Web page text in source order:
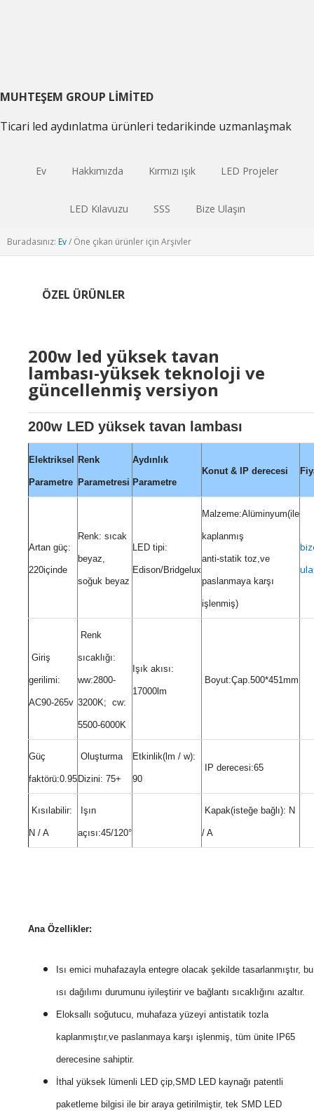
MUHTEŞEM GROUP LIMITED
Ticari led aydınlatma ürünleri tedarikinde uzmanlaşmak
Ev Hakkımızda Kırmızı ışık LED Projeler
LED Kılavuzu SSS Bize Ulaşın
Buradasınız: Ev/ Öne çıkan ürünler için Arşivler
ÖZEL ÜRÜNLER
200w led yüksek tavan
lambası-yüksek teknoloji ve
güncellenmiş versiyon
200w LED yüksek tavan lambası
Elektriksel
Parametre
Renk
Parametresi
Aydınlık
Parametre
Konut & IP derecesi
Artan güç:
220içinde
Renk: sıcak
beyaz,
soğuk beyaz
LED tipi:
Edison/Bridgelux
Malzeme:Alüminyum(ile
kaplanmış
anti-statik toz,ve
paslanmaya karşı
işlenmiş)
Giriş
gerilimi:
AC90-265v
Renk
sıcaklığı:
ww:2800-
3200K; cw:
5500-6000K
Işık akısı:
17000lm
Boyut:Çap.500*451mm
Güç
faktörü:0.95
Oluşturma
Dizini: 75+
Etkinlik(lm / w):
90
IP derecesi:65
Kısılabilir:
N / A
Işın
açısı:45/120°
Kapak(isteğe bağlı): N
/ A
Ana Özellikler:
Isı emici muhafazayla entegre olacak şekilde tasarlanmıştır,
ısı dağılımı durumunu iyileştirir ve bağlantı sıcaklığını azaltır.
Eloksallı soğutucu, muhafaza yüzeyi antistatik tozla
kaplanmıştır,ve paslanmaya karşı işlenmiş, tüm ünite IP65
derecesine sahiptir.
İthal yüksek lümenli LED çip,SMD LED kaynağı patentli
paketleme bilgisi ile bir araya getirilmiştir, tek SMD LED